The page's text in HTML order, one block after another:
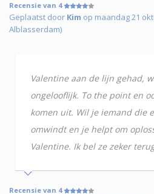
Recensie van 4
Geplaatst door Kim op maandag 21
Alblasserdam)
Valentine aan de lijn gehad,
ongelooflijk. To the point en
komen uit. Wil je iemand die
omwindt en je helpt om
Valentine. Ik bel ze zeker
Recensie van 4